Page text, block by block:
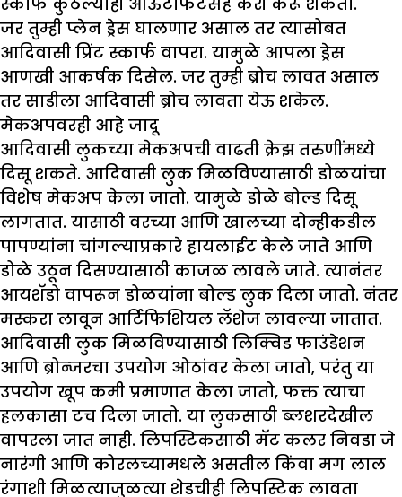
जर तुम्ही प्लेन ड्रेस घालणार असाल तर त्यासोबत
आदिवासी प्रिंट स्कार्फ वापरा. यामुळे आपला ड्रेस
आणखी आकर्षक दिसेल. जर तुम्ही ब्रोच लावत असाल
तर साडीला आदिवासी ब्रोच लावता येऊ शकेल.
मेकअपवरही आहे जादू
आदिवासी लुकच्या मेकअपची वाढती क्रेझ तरुणींमध्ये
दिसू शकते. आदिवासी लुक मिळविण्यासाठी डोळयांचा
विशेष मेकअप केला जातो. यामुळे डोळे बोल्ड दिसू
लागतात. यासाठी वरच्या आणि खालच्या दोन्हीकडील
पापण्यांना चांगल्याप्रकारे हायलाईट केले जाते आणि
डोळे उठून दिसण्यासाठी काजळ लावले जाते. त्यानंतर
आयशॅडो वापरून डोळयांना बोल्ड लुक दिला जातो. नंतर
मस्करा लावून आर्टिफिशियल लॅशेज लावल्या जातात.
आदिवासी लुक मिळविण्यासाठी लिक्विड फाउंडेशन
आणि ब्रोन्जरचा उपयोग ओठांवर केला जातो, परंतु या
उपयोग खूप कमी प्रमाणात केला जातो, फक्त त्याचा
हलकासा टच दिला जातो. या लुकसाठी ब्लशरदेखील
वापरला जात नाही. लिपस्टिकसाठी मॅट कलर निवडा जे
नारंगी आणि कोरलच्यामधले असतील किंवा मग लाल
रंगाशी मिळत्याजुळत्या शेडचीही लिपस्टिक लावता